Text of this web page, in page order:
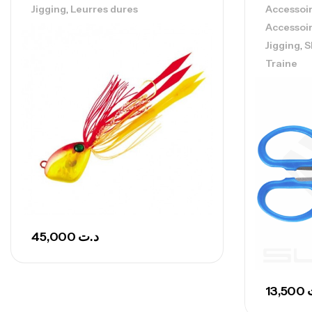
Jigging, Leurres dures
د.ت
Jigging,
Traine